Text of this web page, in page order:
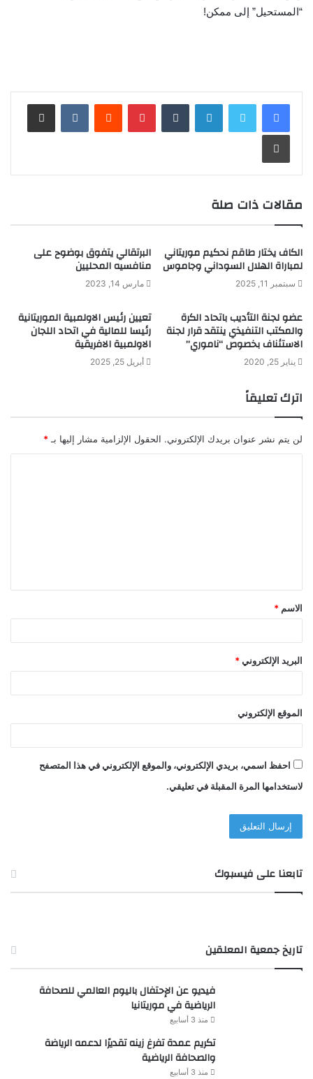
“المستحيل” إلى ممكن!
لينكدإن بينتيريست مشاركة عبر البريد
طباعة
مقالات ذات صلة
الكاف يختار طاقم نحكيم موريتاني
لمباراة الهلال السوداني وجاموس
سبتمبر 11, 2025
البرتقالي يتفوق بوضوح على
منافسيه المحليين
مارس 14, 2023
عضو لجنة التأديب باتحاد الكرة
والمكتب التنفيذي ينتقد قرار لجنة
الاستئناف بخصوص “ناموري”
يناير 25, 2020
تعيين رئيس الاولمبية الموريتانية
رئيسا للمالية في اتحاد اللجان
الاولمبية الافريقية
أبريل 25, 2025
اترك تعليقاً
لن يتم نشر عنوان بريدك الإلكتروني. الحقول الإلزامية مشار إليها بـ *
ق
*
الاسم *
البريد الإلكتروني *
الموقع الإلكتروني
احفظ اسمي، بريدي الإلكتروني، والموقع الإلكتروني في هذا المتصفح
لاستخدامها المرة المقبلة في تعليقي.
تابعنا على فيسبوك
تاريخ جمعية المعلقين
فيديو عن الإحتفال باليوم العالمي للصحافة
الرياضية في موريتانيا
منذ 3 أسابيع
تكريم عمدة تفرغ زينه تقديرًا لدعمه الرياضة
والصحافة الرياضية
منذ 3 أسابيع